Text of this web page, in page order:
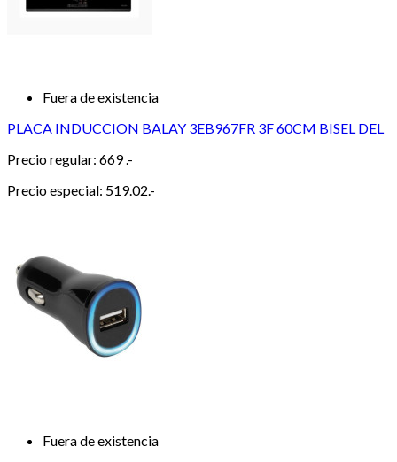
Fuera de existencia
PLACA INDUCCION BALAY 3EB967FR 3F 60CM BISEL DEL
Precio regular: 669 .-
Precio especial: 519.02.-
Fuera de existencia